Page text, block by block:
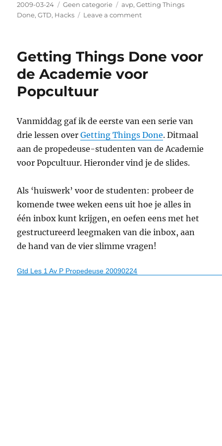
Posted
on
2009-03-24 Categories
Geen categorie Tags
avp,Getting Things
Done,GTD, Hacks Leave a comment
getting
Done,
Done
Getting Things Done voor
de Academie voor
Popcultuur
Vanmiddag gaf ik de eerste van een serie van
drie lessen overGetting Things Done. Ditmaal
aan de propedeuse-studenten van de Academie
voor Popcultuur. Hieronder vind je de slides.
Als ‘huiswerk’ voor de studenten: probeer de
komende twee weken eens uit hoe je alles in
één inbox kunt krijgen, en oefen eens met het
gestructureerd leegmaken van die inbox, aan
de hand van de vier slimme vragen!
Gtd Les 1 Av P Propedeuse 20090224